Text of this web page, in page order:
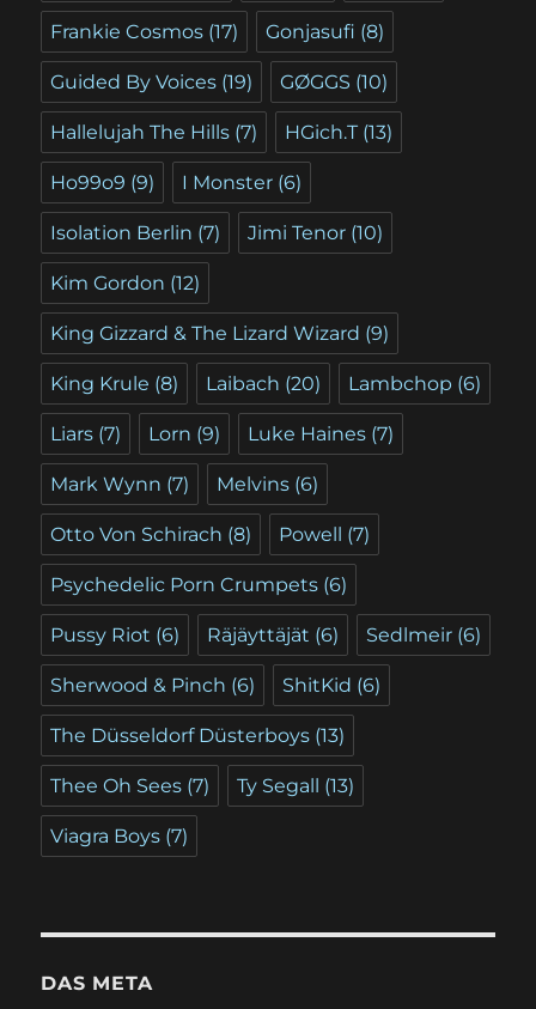
Frankie Cosmos (17) Gonjasufi (8)
Guided By Voices (19) GØGGS (10)
Hallelujah The Hills (7) HGich.T (13)
Ho99o9 (9) I Monster (6)
Isolation Berlin (7) Jimi Tenor (10)
Kim Gordon (12)
King Gizzard & The Lizard Wizard (9)
King Krule (8) Laibach (20) Lambchop (6)
Liars (7) Lorn (9) Luke Haines (7)
Mark Wynn (7) Melvins (6)
Otto Von Schirach (8) Powell (7)
Psychedelic Porn Crumpets (6)
Pussy Riot (6) Räjäyttäjät (6) Sedlmeir (6)
Sherwood & Pinch (6) ShitKid (6)
The Düsseldorf Düsterboys (13)
Thee Oh Sees (7) Ty Segall (13)
Viagra Boys (7)
DAS META